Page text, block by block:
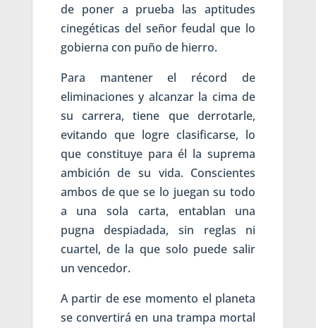
de poner a prueba las aptitudes
cinegéticas del señor feudal que lo
gobierna con puño de hierro.
Para mantener el récord de
eliminaciones y alcanzar la cima de
su carrera, tiene que derrotarle,
evitando que logre clasificarse, lo
que constituye para él la suprema
ambición de su vida. Conscientes
ambos de que se lo juegan su todo
a una sola carta, entablan una
pugna despiadada, sin reglas ni
cuartel, de la que solo puede salir
un vencedor.
A partir de ese momento el planeta
se convertirá en una trampa mortal